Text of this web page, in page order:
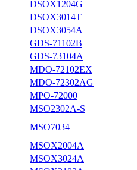
DSOX1204G
DSOX3014T
DSOX3054A
GDS-71102B
GDS-73104A
MDO-72102EX
MDO-72302AG
MPO-72000
MSO2302A-S
MSO7034
MSOX2004A
MSOX3024A